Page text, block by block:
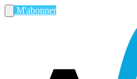
M'abonner